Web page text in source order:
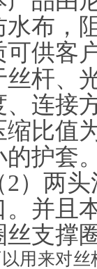
水布，
可供客
丝杆、
、连接
缩比值
的护套
2）两
。并且
丝支撑
用来对丝